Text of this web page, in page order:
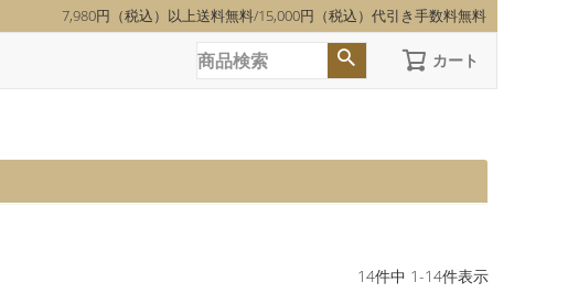
7,980円（税込）以上送料無料/15,000円（税込）代引き手数料無料
カート
14件中 1-14件表示